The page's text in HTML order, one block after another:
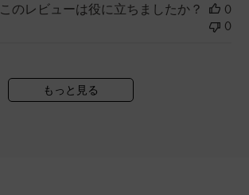
このレビューは役に立ちましたか？
0
0
もっと見る